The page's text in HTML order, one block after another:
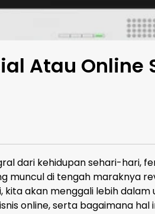
Atau Online
dari kehidupan sehari-hari,
muncul di tengah maraknya
akan menggali lebih
online, serta bagaimana